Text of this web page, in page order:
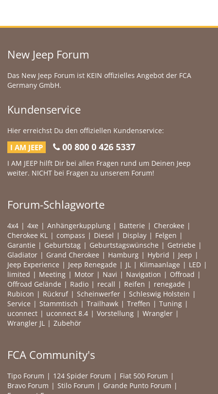
New Jeep Forum
Das New Jeep Forum ist KEIN offizielles Angebot der FCA
Germany GmbH.
Kundenservice
Hier erreichst Du den offiziellen Kundenservice:
I AM JEEP 00 800 0 426 5337
I AM JEEP hilft Dir bei allen Fragen rund um Deinen Jeep
weiter. NICHT bei Fragen zu unserem Forum!
Forum-Schlagworte
4x4 4xe Anhängerkupplung Batterie
Cherokee
Cherokee KL
compass Diesel Display
Felgen
Garantie
Geburtstag Geburtstagswünsche
Getriebe
Gladiator
Grand Cherokee Hamburg Hybrid
Jeep
Jeep Experience
Jeep Renegade JL Klimaanlage
LED
limited
Meeting Motor Navi Navigation
Offroad
Offroad Gelände
Radio recall Reifen
renegade
Rubicon
Rückruf Scheinwerfer
Schleswig Holstein
Service
Stammtisch Trailhawk Treffen
Tuning
uconnect
uconnect 8.4 Vorstellung
Wrangler
Wrangler JL
Zubehör
FCA Community's
Tipo Forum 124 Spider Forum
Fiat 500 Forum
Bravo Forum
Stilo Forum
Grande Punto Forum